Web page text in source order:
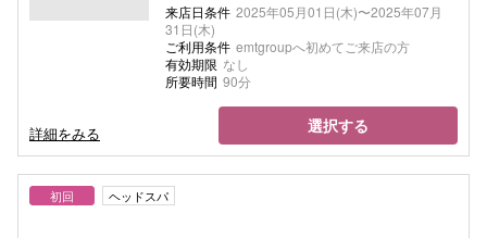
来店日条件 2025年05月01日(木)〜2025年07月
31日(木)
ご利用条件 emtgroupへ初めてご来店の方
有効期限 なし
所要時間 90分
詳細をみる 選択する
初回 ヘッドスパ